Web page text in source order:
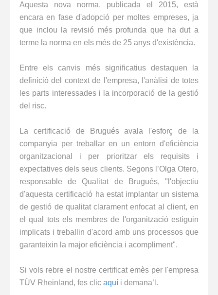
Aquesta nova norma, publicada el 2015, està
encara en fase d'adopció per moltes empreses, ja
que inclou la revisió més profunda que ha dut a
terme la norma en els més de 25 anys d'existència.
Entre els canvis més significatius destaquen la
definició del context de l'empresa, l'anàlisi de totes
les parts interessades i la incorporació de la gestió
del risc.
La certificació de Brugués avala l'esforç de la
companyia per treballar en un entorn d'eficiència
organitzacional i per prioritzar els requisits i
expectatives dels seus clients. Segons l’Olga Otero,
responsable de Qualitat de Brugués, "l'objectiu
d'aquesta certificació ha estat implantar un sistema
de gestió de qualitat clarament enfocat al client, en
el qual tots els membres de l'organització estiguin
implicats i treballin d'acord amb uns processos que
garanteixin la major eficiència i acompliment".
Si vols rebre el nostre certificat emès per l'empresa
TÜV Rheinland, fes clic aquí i demana’l.